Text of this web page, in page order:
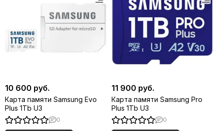
10 600 руб.
Карта памяти Samsung Evo
Plus 1Tb U3
0
11 900 руб.
Карта памяти Samsung Pro
Plus 1Tb U3
0